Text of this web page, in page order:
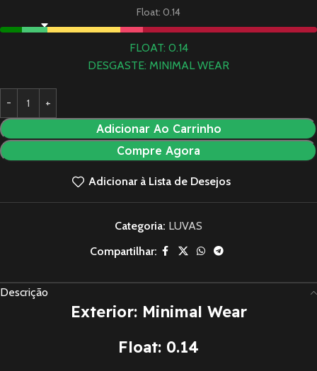
Float: 0.14
FLOAT: 0.14
DESGASTE: MINIMAL WEAR
Adicionar Ao Carrinho
Compre Agora
Adicionar à Lista de Desejos
Categoria: LUVAS
Compartilhar:
Descrição
Exterior: Minimal Wear
Float: 0.14